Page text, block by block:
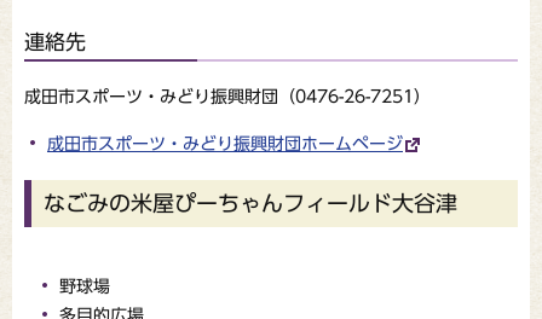
連絡先
成田市スポーツ・みどり振興財団（0476-26-7251）
成田市スポーツ・みどり振興財団ホームページ
なごみの米屋ぴーちゃんフィールド大谷津
野球場
多目的広場